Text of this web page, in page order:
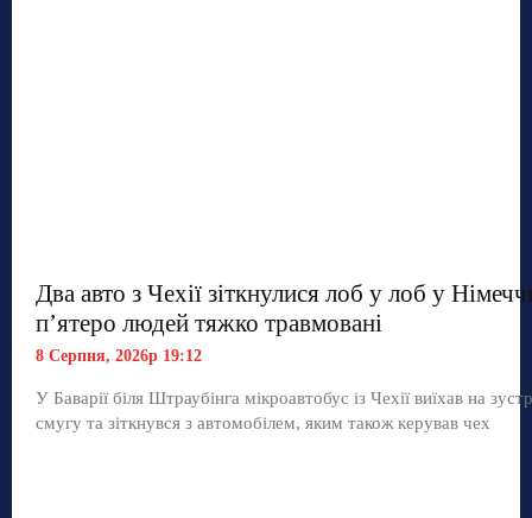
Два авто з Чехії зіткнулися лоб у лоб у
п’ятеро людей тяжко травмовані
8 Серпня, 2026р 19:12
У Баварії біля Штраубінга мікроавтобус із Чехії виїхав на
смугу та зіткнувся з автомобілем, яким також керував чех